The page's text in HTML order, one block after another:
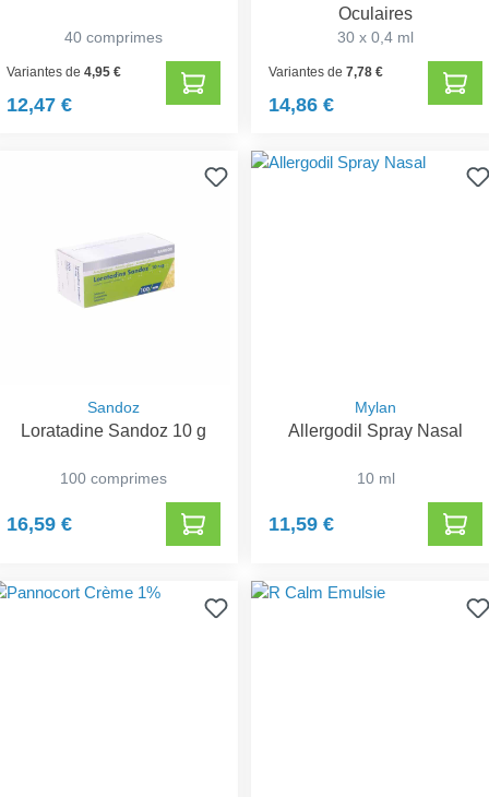
40 comprimes
Variantes de4,95 €
12,47 €
Oculaires
30 x 0,4 ml
Variantes de7,78 €
14,86 €
Sandoz
Loratadine Sandoz 10 g
100 comprimes
16,59 €
Mylan
Allergodil Spray Nasal
10 ml
11,59 €